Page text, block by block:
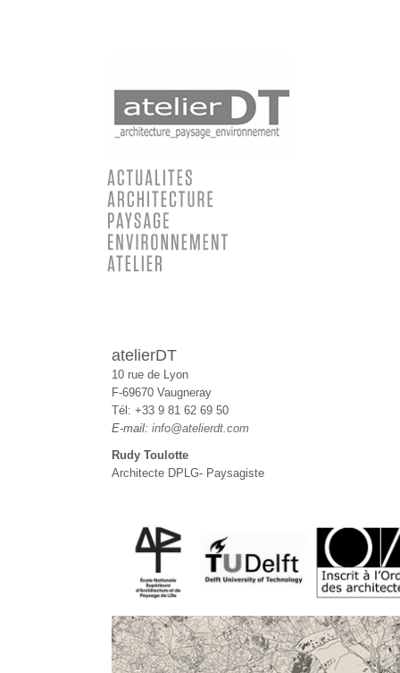
atelierDT
10 rue de Lyon
F-69670 Vaugneray
Tél: +33 9 81 62 69 50
E-mail: info@atelierdt.com
Rudy Toulotte
Architecte DPLG- Paysagiste